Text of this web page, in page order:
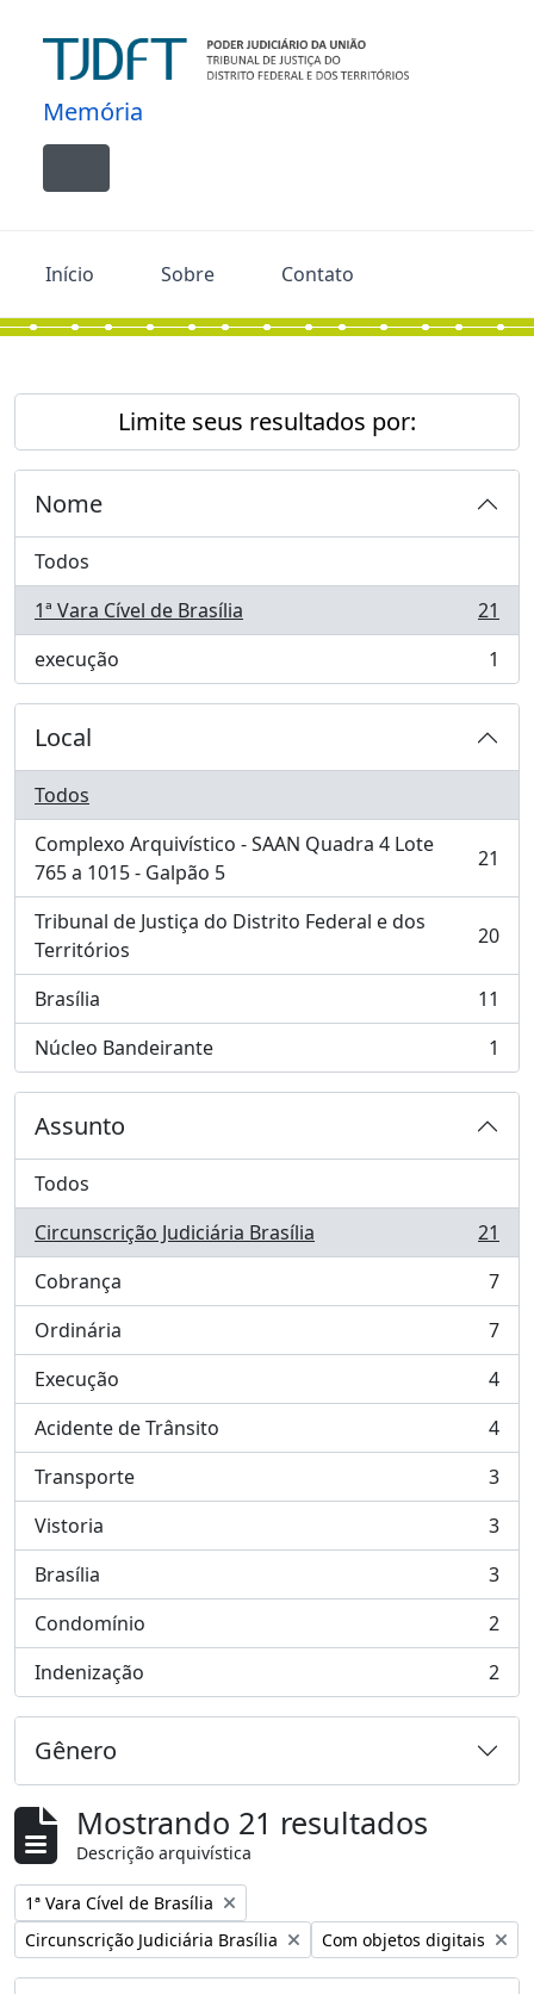
Memória
Toggle navigation
Início Sobre Contato
Limite seus resultados por:
Nome
Todos
1ª Vara Cível de Brasília
, 21 resultados
21
execução
, 1 resultados 1
Local
Todos
Complexo Arquivístico - SAAN Quadra 4 Lote
765 a 1015 - Galpão 5
, 21 resultados 21
Tribunal de Justiça do Distrito Federal e dos
Territórios
, 20 resultados 20
Brasília
, 11 resultados
11
Núcleo Bandeirante
, 1 resultados 1
Assunto
Todos
Circunscrição Judiciária Brasília
, 21 resultados
21
Cobrança
, 7 resultados
7
Ordinária
, 7 resultados
7
Execução
, 4 resultados
4
Acidente de Trânsito
, 4 resultados
4
Transporte
, 3 resultados
3
Vistoria
, 3 resultados
3
Brasília
, 3 resultados
3
Condomínio
, 2 resultados
2
Indenização
, 2 resultados 2
Gênero
Mostrando 21 resultados
Descrição arquivística
Remover filtro:
1ª Vara Cível de Brasília
Remover filtro:
Circunscrição Judiciária Brasília Remover filtro:
Com objetos digitais